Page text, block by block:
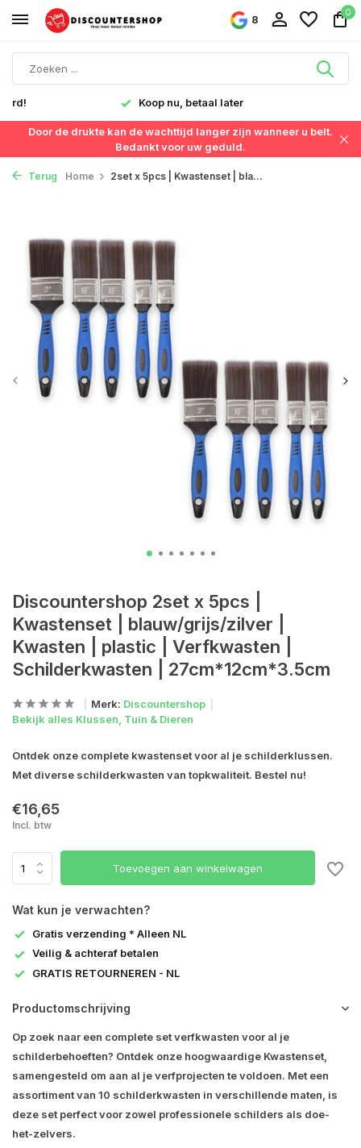
8
0
Koop nu, betaal later
Door de drukte kan de wachttijd langer zijn wanneer u belt.
Bedankt voor uw geduld.
Terug Home 2set x 5pcs | Kwastenset | bla...
Discountershop 2set x 5pcs |
Kwastenset | blauw/grijs/zilver |
Kwasten | plastic | Verfkwasten |
Schilderkwasten | 27cm*12cm*3.5cm
Merk: Discountershop
Bekijk alles Klussen, Tuin & Dieren
Ontdek onze complete kwastenset voor al je schilderklussen.
Met diverse schilderkwasten van topkwaliteit. Bestel nu!
€16,65
Incl. btw
Toevoegen aan winkelwagen
Wat kun je verwachten?
Gratis verzending * Alleen NL
Veilig & achteraf betalen
GRATIS RETOURNEREN - NL
Productomschrijving
Op zoek naar een complete set verfkwasten voor al je
schilderbehoeften? Ontdek onze hoogwaardige Kwastenset,
samengesteld om aan al je verfprojecten te voldoen. Met een
assortiment van 10 schilderkwasten in verschillende maten, is
deze set perfect voor zowel professionele schilders als doe-
het-zelvers.